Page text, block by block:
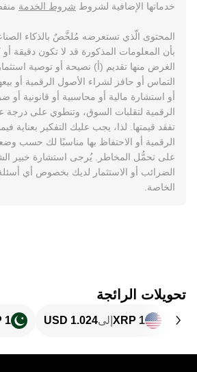
خدماتها الإضافية لشروط شروط الخدمة
المحتوى الّذي تستعرضه مُلخَّصٌ بالذكاء
بأن المعلومات المذكورة قد لا تكون دقيقة
الغرض منها تقديم (أ) نصيحة أو توصية
التماس أو حافز لشراء الأصول الرقمية أو
أو استشارة مالية أو محاسبية أو قانونية أو
الرقمية لتقلبات السوق، وتنطوي على درجة
تفقد قيمتها. لذا، يجب عليك التفكير بعناية
الرقمية أو الاحتفاظ بها مناسبًا لك حسب
على تحمُّل المخاطر. يُرجى استشارة خبير
الضرائب أو الاستثمار لديك بخصوص أي
الخاصة.
تحويلات الرائجة
1 XRP إلى 1 XRP